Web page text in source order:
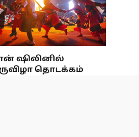
ஷிலினில்
தொடக்கம்